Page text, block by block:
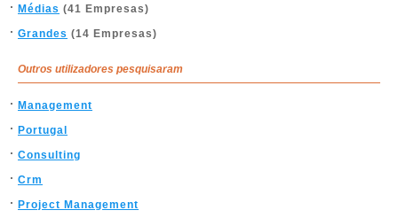
Médias (41 Empresas)
Grandes (14 Empresas)
Outros utilizadores pesquisaram
Management
Portugal
Consulting
Crm
Project Management